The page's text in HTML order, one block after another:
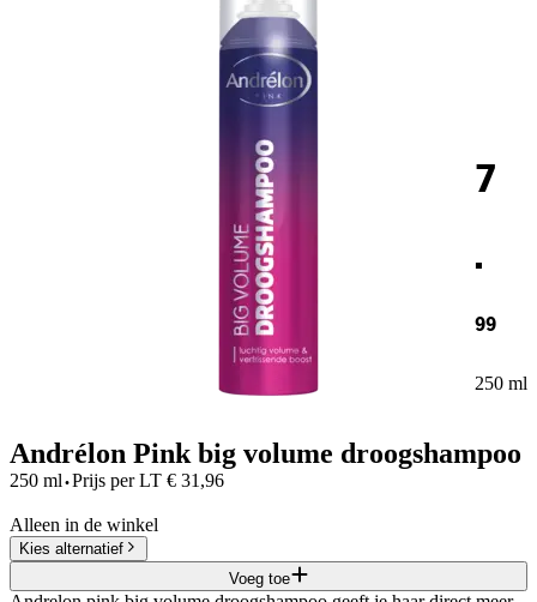
7
.
99
250 ml
Andrélon Pink big volume droogshampoo
250 ml·Prijs per LT € 31,96
Alleen in de winkel
Kies alternatief
Voeg toe